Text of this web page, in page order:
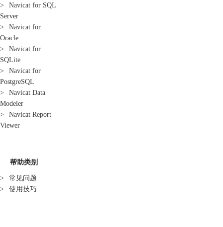
>
Navicat for SQL
Server
>
Navicat for
Oracle
>
Navicat for
SQLite
>
Navicat for
PostgreSQL
>
Navicat Data
Modeler
>
Navicat Report
Viewer
帮助类别
>
常见问题
>
使用技巧